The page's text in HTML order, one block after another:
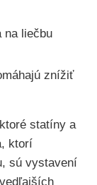
na liečbu
znížiť
statíny a
ktorí
sú vystavení